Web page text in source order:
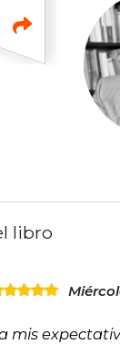
libro
mis